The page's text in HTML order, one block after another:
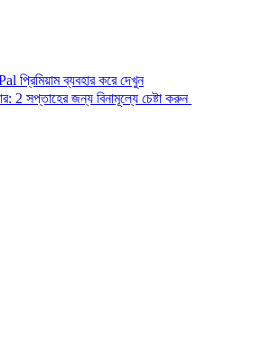
প্রিমিয়াম ব্যবহার করে দেখুন
2 সপ্তাহের জন্য বিনামূল্যে চেষ্টা করুন